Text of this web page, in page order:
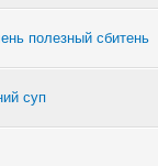
полезный сбитень
суп